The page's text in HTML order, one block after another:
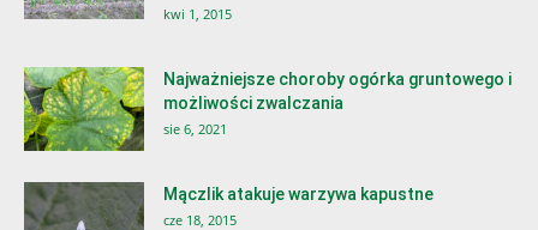
kwi 1, 2015
Najważniejsze choroby ogórka gruntowego i
możliwości zwalczania
sie 6, 2021
Mączlik atakuje warzywa kapustne
cze 18, 2015